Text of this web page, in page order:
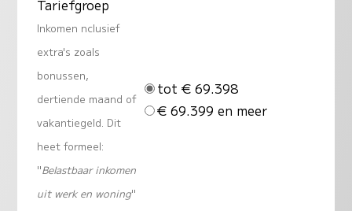
Tariefgroep
Inkomen nclusief
extra's zoals
bonussen,
dertiende maand of
vakantiegeld. Dit
heet formeel:
"Belastbaar inkomen
uit werk en woning"
tot € 69.398
€ 69.399 en meer